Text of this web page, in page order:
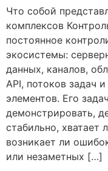
Что собой
комплексов
постоянное
экосистемы:
данных, каналов,
API, потоков задач
элементов. Его
демонстрировать,
стабильно, хватает
возникает ли
или незаметных […]